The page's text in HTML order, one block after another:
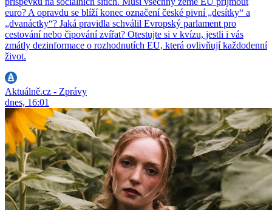
euro? A opravdu se blíží konec označení české pivní „desítky“ a
„dvanáctky“? Jaká pravidla schválil Evropský parlament pro
cestování nebo čipování zvířat? Otestujte si v kvízu, jestli i vás
zmátly dezinformace o rozhodnutích EU, která ovlivňují každodenní
život.
Aktuálně.cz - Zprávy
dnes, 16:01